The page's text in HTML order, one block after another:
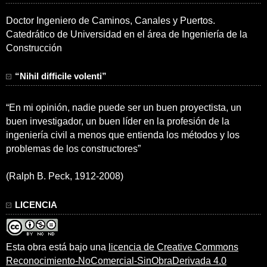
Doctor Ingeniero de Caminos, Canales y Puertos.
Catedrático de Universidad en el área de Ingeniería de la
Construcción
“Nihil difficile volenti”
“En mi opinión, nadie puede ser un buen proyectista, un
buen investigador, un buen líder en la profesión de la
ingeniería civil a menos que entienda los métodos y los
problemas de los constructores”
(Ralph B. Peck, 1912-2008)
LICENCIA
Esta obra está bajo una licencia de Creative Commons
Reconocimiento-NoComercial-SinObraDerivada 4.0